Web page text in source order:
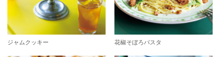
ジャムクッキー 花椒そぼろパスタ